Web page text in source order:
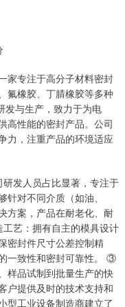
家专注于高分子材料密封
氟橡胶、丁腈橡胶等多种
发与生产，致力于为电
高性能的密封产品。公司
力，注重产品的环境适应
发人员占比显著，专注于
对不同介质（如油、
方案，产品在耐老化、耐
艺：拥有自主的模具设计
密封件尺寸公差控制精
一致性和密封可靠性。 ③
样品试制到批量生产的快
户提供及时的技术支持和
型工业设备制造商建立了